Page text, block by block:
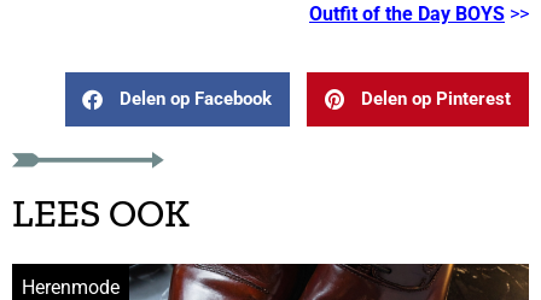
Outfit of the Day BOYS >>
Delen op Facebook Delen op Pinterest
LEES OOK
Herenmode